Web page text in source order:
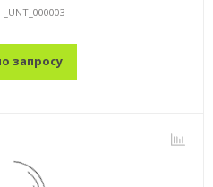
_UNT_000003
запросу